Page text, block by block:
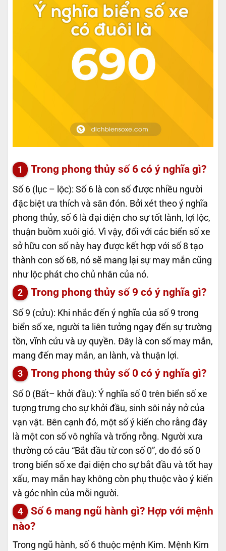
Trong phong thủy số 6 có ý nghĩa gì?
Số 6 (lục – lộc): Số 6 là con số được nhiều người
đặc biệt ưa thích và săn đón. Bởi xét theo ý nghĩa
phong thủy, số 6 là đại diện cho sự tốt lành, lợi lộc,
thuận buồm xuôi gió. Vì vậy, đối với các biển số xe
sở hữu con số này hay được kết hợp với số 8 tạo
thành con số 68, nó sẽ mang lại sự may mắn cũng
như lộc phát cho chủ nhân của nó.
Trong phong thủy số 9 có ý nghĩa gì?
Số 9 (cửu): Khi nhắc đến ý nghĩa của số 9 trong
biển số xe, người ta liên tưởng ngay đến sự trường
tồn, vĩnh cửu và uy quyền. Đây là con số may mắn,
mang đến may mắn, an lành, và thuận lợi.
Trong phong thủy số 0 có ý nghĩa gì?
Số 0 (Bất– khởi đầu): Ý nghĩa số 0 trên biển số xe
tượng trưng cho sự khởi đầu, sinh sôi nảy nở của
vạn vật. Bên cạnh đó, một số ý kiến cho rằng đây
là một con số vô nghĩa và trống rỗng. Người xưa
thường có câu “Bắt đầu từ con số 0”, do đó số 0
trong biển số xe đại diện cho sự bắt đầu và tốt hay
xấu, may mắn hay không còn phụ thuộc vào ý kiến
và góc nhìn của mỗi người.
Số 6 mang ngũ hành gì? Hợp với mệnh
nào?
Trong ngũ hành, số 6 thuộc mệnh Kim. Mệnh Kim